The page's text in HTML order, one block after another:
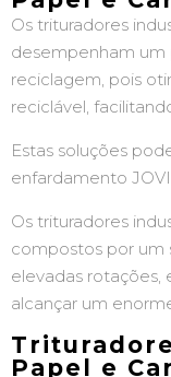
Os trituradores
desempenham um
reciclagem, pois
reciclável,
Estas soluções
enfardamento
Os trituradores
compostos por um
elevadas rotações,
alcançar um
Papel e